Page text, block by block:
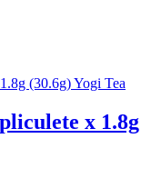
x 1.8g